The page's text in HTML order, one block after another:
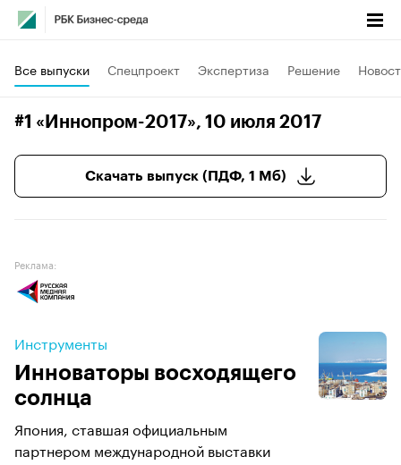
Все выпуски Спецпроект Экспертиза Решение
#1 «Иннопром-2017», 10 июля 2017
Скачать выпуск (ПДФ, 1 Мб)
Реклама:
Инструменты
Инноваторы восходящего
солнца
Япония, ставшая официальным
партнером международной выставки